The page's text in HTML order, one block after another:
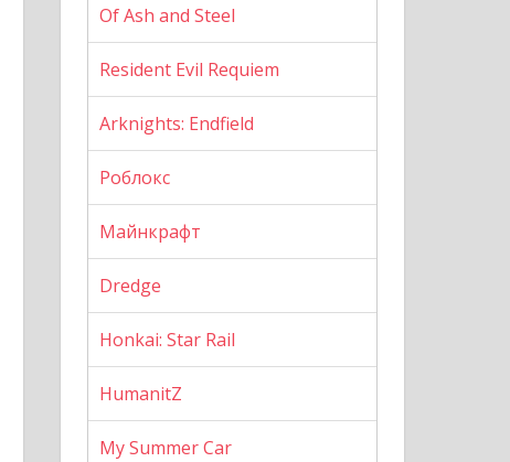
Of Ash and Steel
Resident Evil Requiem
Arknights: Endfield
Роблокс
Майнкрафт
Dredge
Honkai: Star Rail
HumanitZ
My Summer Car